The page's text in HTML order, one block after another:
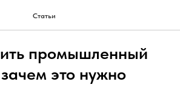
Статьи
промышленный
это нужно